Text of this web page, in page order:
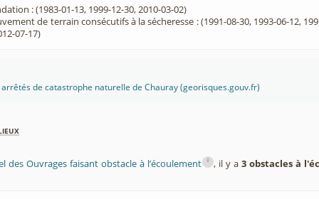
: (1983-01-13, 1999-12-30, 2010-03-02)
de terrain consécutifs à la sécheresse : (1991-08-30, 1993-06-12,
07-17)
de catastrophe naturelle de Chauray (georisques.gouv.fr)
des Ouvrages faisant obstacle à l’écoulement i , il y a3 obstacles à